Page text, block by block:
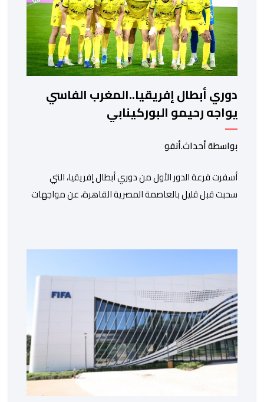
دوري أبطال إفريقيا..المغرب الفاسي
يواجه رحيمو البوركينابي
بواسطة أحداث.أنفو
أسفرت قرعة الدور الأول من دوري أبطال إفريقيا، التي
سحبت قبل قليل بالعاصمة المصرية القاهرة، عن مواجهات
نهضة بركان على موعد في هذا الدور مع الفائز من المباراة
الغامبي، حيث يطمح الفريق […]